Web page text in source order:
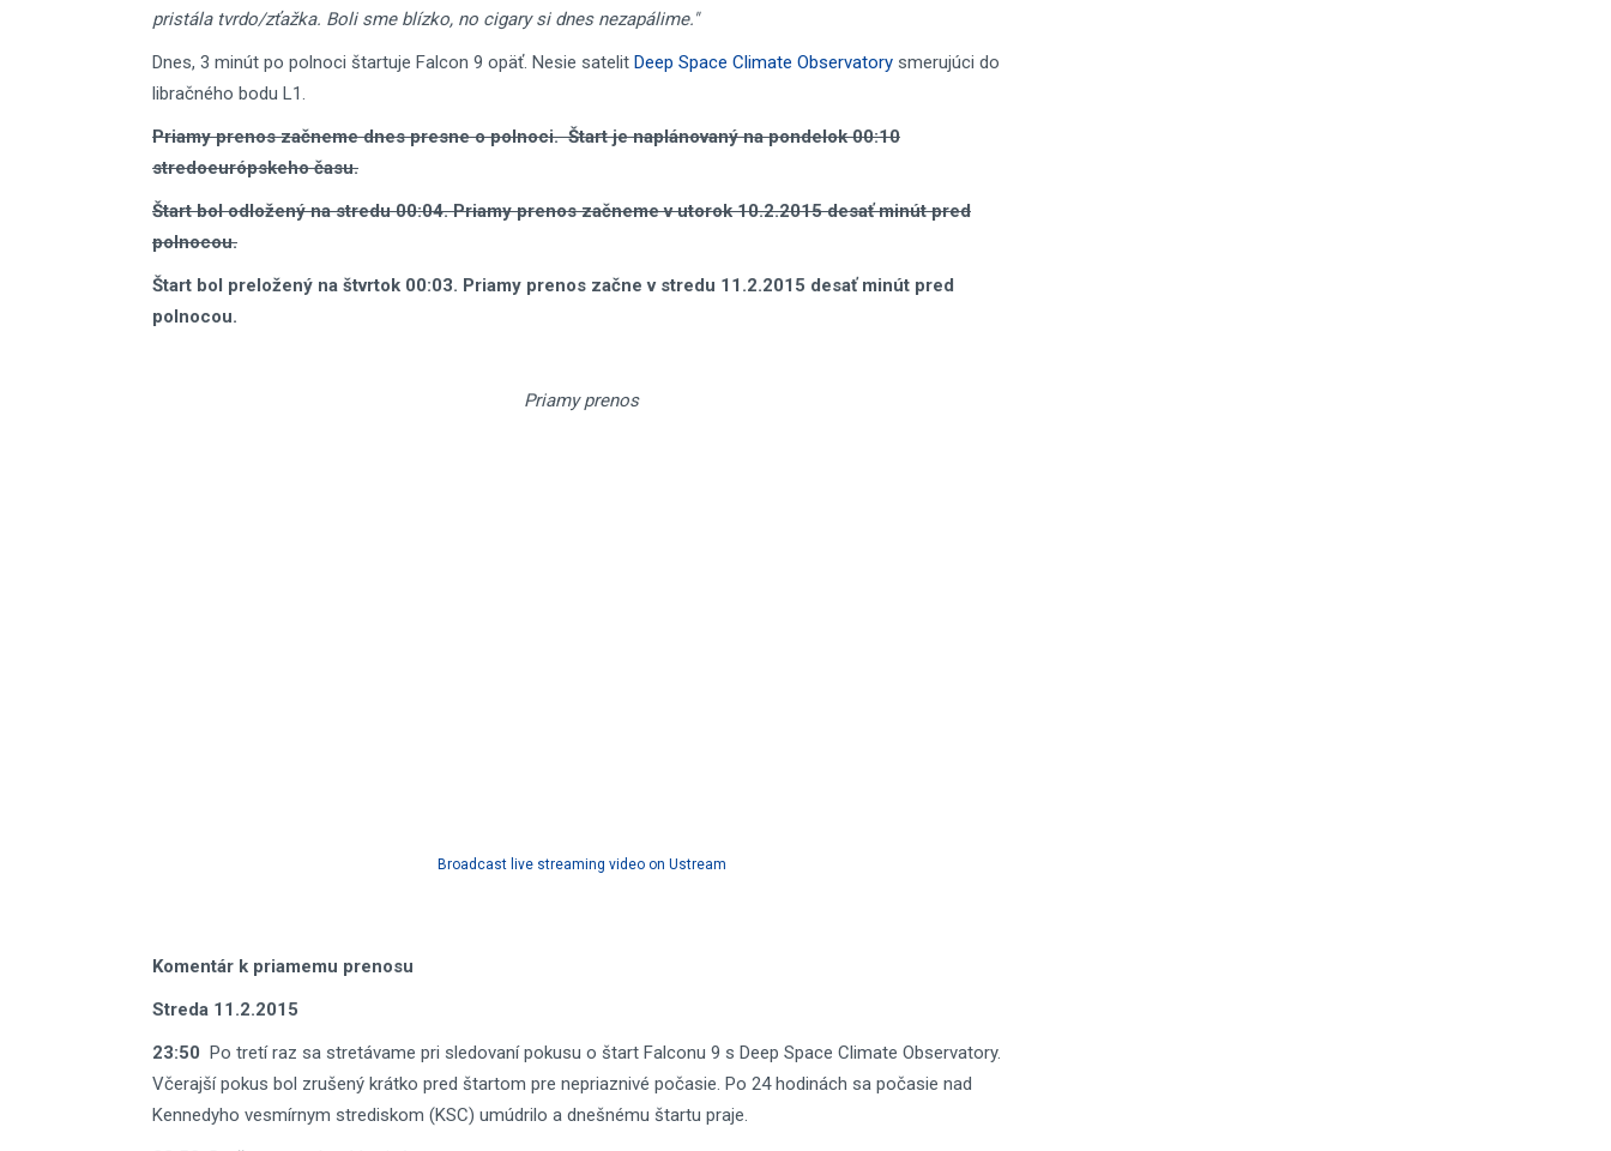
pristála tvrdo/zťažka. Boli sme blízko, no cigary si dnes nezapálime."
Dnes, 3 minút po polnoci štartuje Falcon 9 opäť. Nesie satelit Deep Space Climate Observatory smerujúci do
libračného bodu L1.
Priamy prenos začneme dnes presne o polnoci. Štart je naplánovaný na pondelok 00:10
stredoeurópskeho času.
Štart bol odložený na stredu 00:04. Priamy prenos začneme v utorok 10.2.2015 desať minút pred
polnocou.
Štart bol preložený na štvrtok 00:03. Priamy prenos začne v stredu 11.2.2015 desať minút pred
polnocou.
Priamy prenos
Broadcast live streaming video on Ustream
Komentár k priamemu prenosu
Streda 11.2.2015
23:50 Po tretí raz sa stretávame pri sledovaní pokusu o štart Falconu 9 s Deep Space Climate Observatory.
Včerajší pokus bol zrušený krátko pred štartom pre nepriaznivé počasie. Po 24 hodinách sa počasie nad
Kennedyho vesmírnym strediskom (KSC) umúdrilo a dnešnému štartu praje.